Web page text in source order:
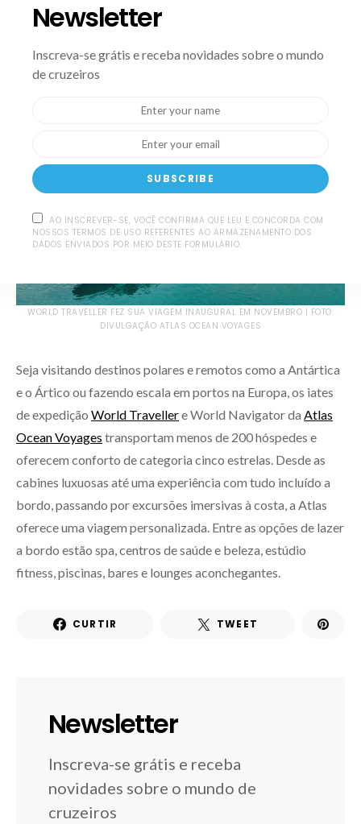
Espanha em 1969 e agora é considerada épica na
Iates intimistas da Atlas
WORLD TRAVELLER FEZ SUA VIAGEM INAUGURAL EM NOVEMBRO | FOTO:
DIVULGAÇÃO ATLAS OCEAN VOYAGES
Seja visitando destinos polares e remotos como a Antártica
e o Ártico ou fazendo escala em portos na Europa, os iates
de expedição World Travellere World Navigator da Atlas
Ocean Voyages transportam menos de 200 hóspedes e
oferecem conforto de categoria cinco estrelas. Desde as
cabines luxuosas até uma experiência com tudo incluído a
bordo, passando por excursões imersivas à costa, a Atlas
oferece uma viagem personalizada. Entre as opções de lazer
a bordo estão spa, centros de saúde e beleza, estúdio
fitness, piscinas, bares e lounges aconchegantes.
CURTIR TWEET
Newsletter
Inscreva-se grátis e receba
novidades sobre o mundo de
cruzeiros
Newsletter
Inscreva-se grátis e receba novidades sobre o mundo
de cruzeiros
SUBSCRIBE
AO INSCREVER-SE, VOCÊ CONFIRMA QUE LEU E CONCORDA COM
NOSSOS TERMOS DE USO REFERENTES AO ARMAZENAMENTO DOS
DADOS ENVIADOS POR MEIO DESTE FORMULÁRIO.